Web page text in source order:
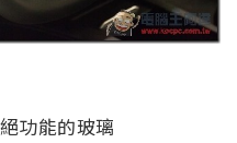
功能的玻璃